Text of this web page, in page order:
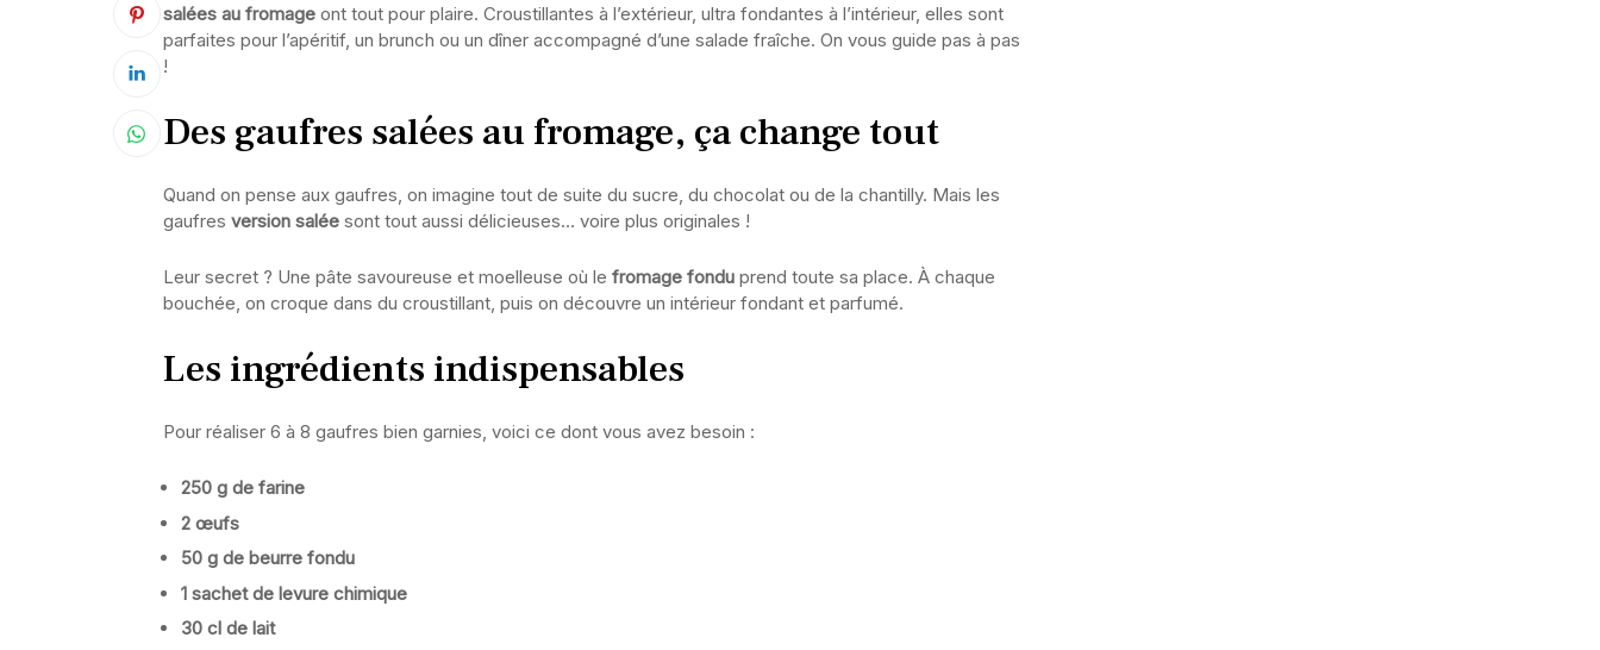
salées au fromage ont tout pour plaire. Croustillantes à l’extérieur, ultra fondantes à l’intérieur, elles sont
parfaites pour l’apéritif, un brunch ou un dîner accompagné d’une salade fraîche. On vous guide pas à pas
!
Des gaufres salées au fromage, ça change tout
Quand on pense aux gaufres, on imagine tout de suite du sucre, du chocolat ou de la chantilly. Mais les
gaufres version salée sont tout aussi délicieuses… voire plus originales !
Leur secret ? Une pâte savoureuse et moelleuse où le fromage fondu prend toute sa place. À chaque
bouchée, on croque dans du croustillant, puis on découvre un intérieur fondant et parfumé.
Les ingrédients indispensables
Pour réaliser 6 à 8 gaufres bien garnies, voici ce dont vous avez besoin :
250 g de farine
2 œufs
50 g de beurre fondu
1 sachet de levure chimique
30 cl de lait